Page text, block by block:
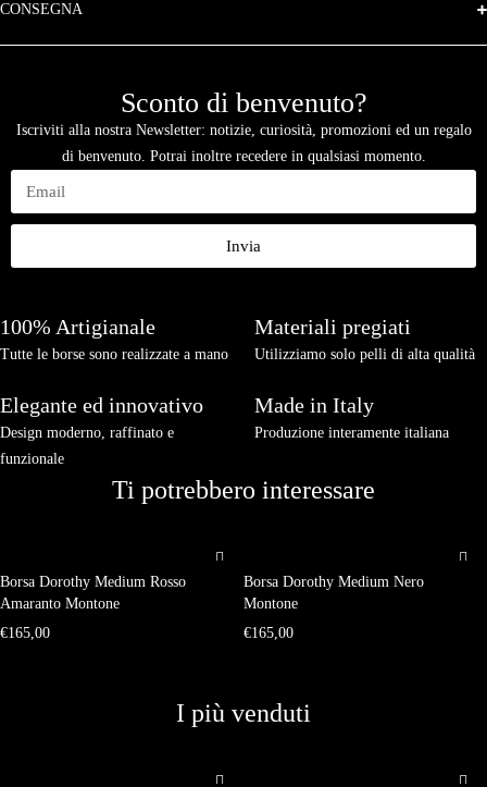
CONSEGNA
Sconto di benvenuto?
Iscriviti alla nostra Newsletter: notizie, curiosità, promozioni ed un regalo
di benvenuto. Potrai inoltre recedere in qualsiasi momento.
Invia
100% Artigianale
Tutte le borse sono realizzate a mano
Materiali pregiati
Utilizziamo solo pelli di alta qualità
Elegante ed innovativo
Design moderno, raffinato e
funzionale
Made in Italy
Produzione interamente italiana
Ti potrebbero interessare
Borsa Dorothy Medium Rosso
Amaranto Montone
€165,00
Borsa Dorothy Medium Nero
Montone
€165,00
I più venduti